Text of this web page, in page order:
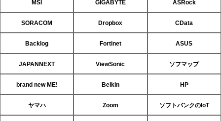
MSI GIGABYTE ASRock
SORACOM Dropbox CData
Backlog Fortinet ASUS
JAPANNEXT ViewSonic ソフマップ
brand new ME! Belkin HP
ヤマハ Zoom ソフトバンクのIoT